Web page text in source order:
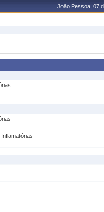
João Pessoa, 07